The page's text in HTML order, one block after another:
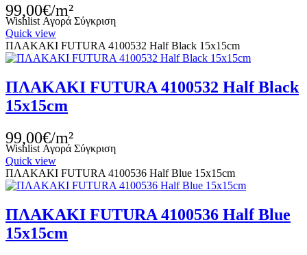
99,00€/m²
Wishlist Αγορά Σύγκριση
Quick view
ΠΛΑΚΑΚΙ FUTURA 4100532 Half Black 15x15cm
ΠΛΑΚΑΚΙ FUTURA 4100532 Half Black
15x15cm
99,00€/m²
Wishlist Αγορά Σύγκριση
Quick view
ΠΛΑΚΑΚΙ FUTURA 4100536 Half Blue 15x15cm
ΠΛΑΚΑΚΙ FUTURA 4100536 Half Blue
15x15cm